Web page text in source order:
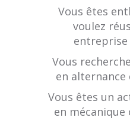
Vous êtes
voulez
entreprise
Vous
en alternance
Vous êtes un
en